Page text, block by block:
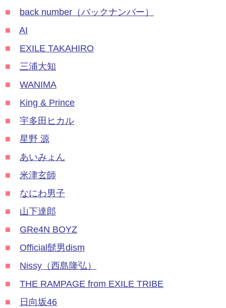
■
back number（バックナンバー）
■
AI
■
EXILE TAKAHIRO
■
三浦大知
■
WANIMA
■
King & Prince
■
宇多田ヒカル
■
星野 源
■
あいみょん
■
米津玄師
■
なにわ男子
■
山下達郎
■
GRe4N BOYZ
■
Official髭男dism
■
Nissy（西島隆弘）
■
THE RAMPAGE from EXILE TRIBE
■
日向坂46